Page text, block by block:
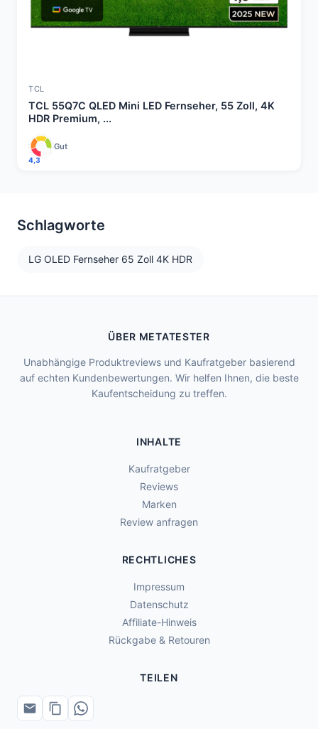
TCL
TCL 55Q7C QLED Mini LED Fernseher, 55 Zoll, 4K
HDR Premium, ...
4,3
Gut
Schlagworte
LG OLED Fernseher 65 Zoll 4K HDR
ÜBER METATESTER
Unabhängige Produktreviews und Kaufratgeber basierend
auf echten Kundenbewertungen. Wir helfen Ihnen, die beste
Kaufentscheidung zu treffen.
INHALTE
Kaufratgeber
Reviews
Marken
Review anfragen
RECHTLICHES
Impressum
Datenschutz
Affiliate-Hinweis
Rückgabe & Retouren
TEILEN